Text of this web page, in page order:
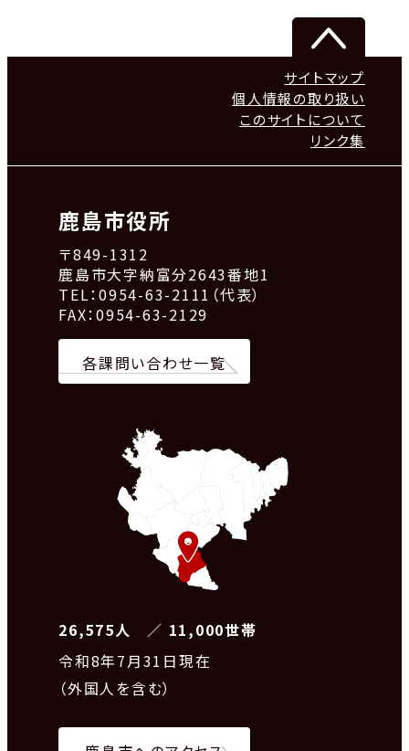
サイトマップ
個人情報の取り扱い
このサイトについて
リンク集
鹿島市役所
〒849-1312
鹿島市大字納富分2643番地1
TEL：0954-63-2111（代表）
FAX：0954-63-2129
各課問い合わせ一覧
26,575人 ／ 11,000世帯
令和8年7月31日現在
（外国人を含む）